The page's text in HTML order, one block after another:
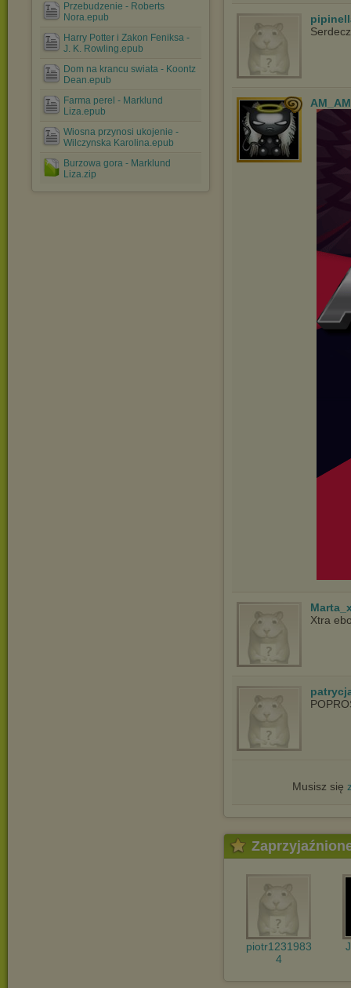
Przebudzenie - Roberts
Nora.epub
Harry Potter i Zakon Feniksa -
J. K. Rowling.epub
Dom na krancu swiata - Koontz
Dean.epub
Farma perel - Marklund
Liza.epub
Wiosna przynosi ukojenie -
Wilczynska Karolina.epub
Burzowa gora - Marklund
Liza.zip
AM_AM
Xtra
Musisz się
piotr1231983
4